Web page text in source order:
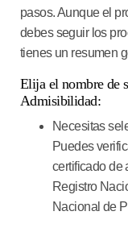
pasos. Aunque el
debes seguir los
tienes un resumen
Elija el nombre de
Admisibilidad:
Necesitas
Puedes
certificado de
Registro
Nacional de